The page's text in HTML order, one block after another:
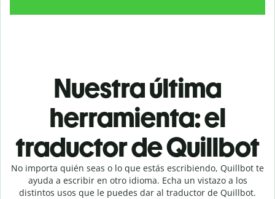
Nuestra última
herramienta: el
traductor de Quillbot
No importa quién seas o lo que estás escribiendo, Quillbot te
ayuda a escribir en otro idioma. Echa un vistazo a los
distintos usos que le puedes dar al traductor de Quillbot.